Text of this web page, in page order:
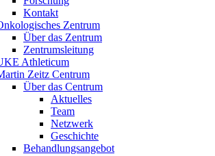
Kontakt
Zentrum
Über das Zentrum
Zentrumsleitung
Athleticum
Zeitz Centrum
Über das Centrum
Aktuelles
Team
Netzwerk
Geschichte
Behandlungsangebot